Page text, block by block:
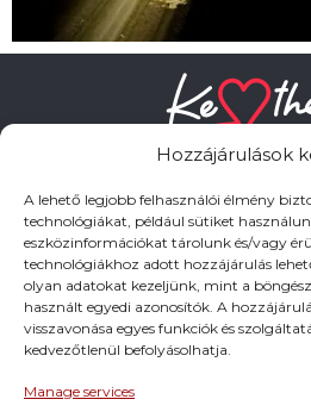
Hozzájárulások
A lehető legjobb felhasználói élmény
technológiákat, például sütiket
eszközinformációkat tárolunk és/vagy
technológiákhoz adott hozzájárulás
olyan adatokat kezeljünk, mint a
használt egyedi azonosítók. A
visszavonása egyes funkciók és
kedvezőtlenül befolyásolhatja.
Manage services
HASZNOS LINKEK
Adatkezelési tájékoztató
Impresszum